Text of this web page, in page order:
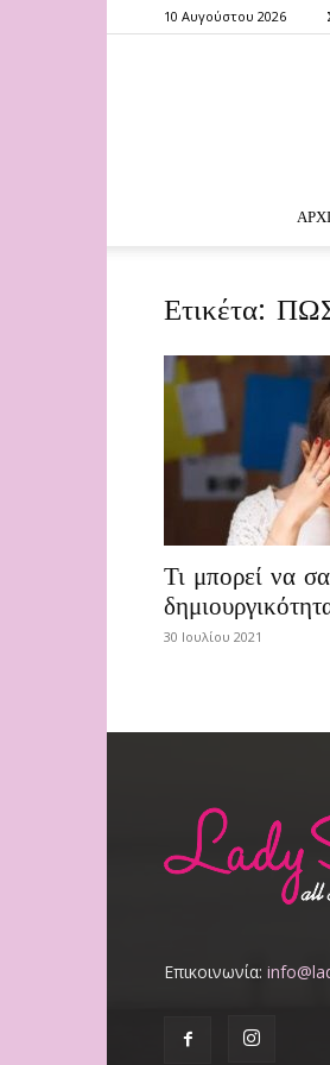
10 Αυγούστου 2026
Ετικέτα:
Τι μπορεί να
30 Ιουλίου 2021
Επικοινωνία: